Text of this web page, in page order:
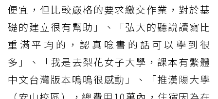
便宜，但比較嚴格的要求繳交作業，對於基
礎的建立很有幫助」、「弘大的聽說讀寫比
重滿平均的，認真唸書的話可以學到很
多」、「我是去梨花女子大學，課本有繁體
中文台灣版本嗚嗚很感動」、「推漢陽大學